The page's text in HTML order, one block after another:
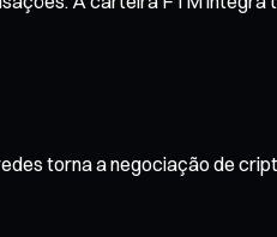
torna a negociação de